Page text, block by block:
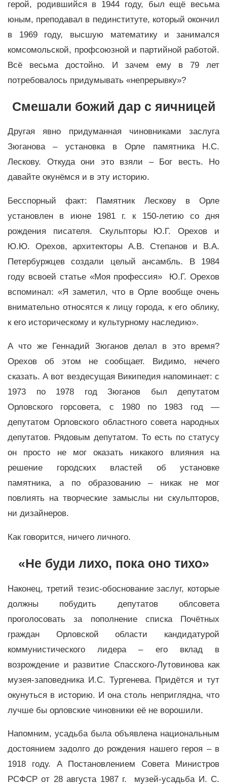
герой, родившийся в 1944 году, был ещё весьма
юным, преподавал в пединституте, который окончил
в 1969 году, высшую математику и занимался
комсомольской, профсоюзной и партийной работой.
Всё весьма достойно. И зачем ему в 79 лет
потребовалось придумывать «непрерывку»?
Смешали божий дар с яичницей
Другая явно придуманная чиновниками заслуга
Зюганова – установка в Орле памятника Н.С.
Лескову. Откуда они это взяли – Бог весть. Но
давайте окунёмся и в эту историю.
Бесспорный факт: Памятник Лескову в Орле
установлен в июне 1981 г. к 150-летию со дня
рождения писателя. Скульпторы Ю.Г. Орехов и
Ю.Ю. Орехов, архитекторы А.В. Степанов и В.А.
Петербуржцев создали целый ансамбль. В 1984
году всвоей статье «Моя профессия» Ю.Г. Орехов
вспоминал: «Я заметил, что в Орле вообще очень
внимательно относятся к лицу города, к его облику,
к его историческому и культурному наследию».
А что же Геннадий Зюганов делал в это время?
Орехов об этом не сообщает. Видимо, нечего
сказать. А вот вездесущая Википедия напоминает: с
1973 по 1978 год Зюганов был депутатом
Орловского горсовета, с 1980 по 1983 год —
депутатом Орловского областного совета народных
депутатов. Рядовым депутатом. То есть по статусу
он просто не мог оказать никакого влияния на
решение городских властей об установке
памятника, а по образованию – никак не мог
повлиять на творческие замыслы ни скульпторов,
ни дизайнеров.
Как говорится, ничего личного.
«Не буди лихо, пока оно тихо»
Наконец, третий тезис-обоснование заслуг, которые
должны побудить депутатов облсовета
проголосовать за пополнение списка Почётных
граждан Орловской области кандидатурой
коммунистического лидера – его вклад в
возрождение и развитие Спасского-Лутовинова как
музея-заповедника И.С. Тургенева. Придётся и тут
окунуться в историю. И она столь неприглядна, что
лучше бы орловские чиновники её не ворошили.
Напомним, усадьба была объявлена национальным
достоянием задолго до рождения нашего героя – в
1918 году. А Постановлением Совета Министров
РСФСР от 28 августа 1987 г. музей-усадьба И. С.